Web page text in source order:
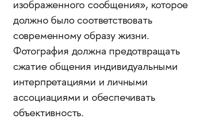
изображенного сообщения», которое
должно было соответствовать
современному образу жизни.
Фотография должна предотвращать
сжатие общения индивидуальными
интерпретациями и личными
ассоциациями и обеспечивать
объективность.